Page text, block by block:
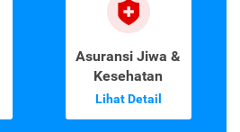
Asuransi Jiwa &
Kesehatan
Lihat Detail